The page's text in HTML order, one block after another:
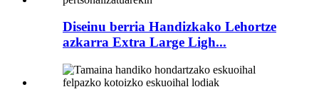
Diseinu berria Handizkako Lehortze
azkarra Extra Large Ligh...